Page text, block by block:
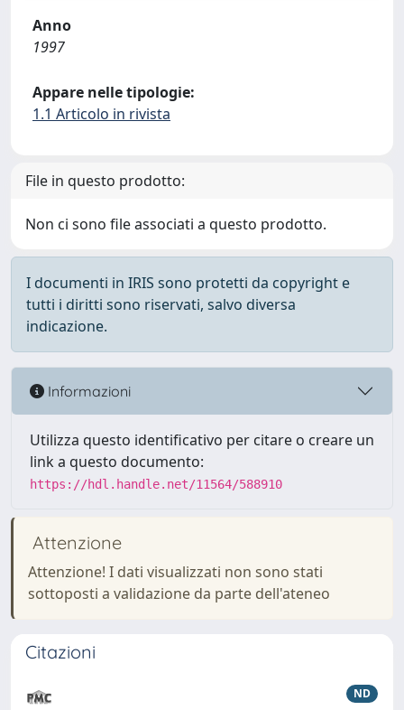
Anno
1997
Appare nelle tipologie:
1.1 Articolo in rivista
File in questo prodotto:
Non ci sono file associati a questo prodotto.
I documenti in IRIS sono protetti da copyright e
tutti i diritti sono riservati, salvo diversa
indicazione.
Informazioni
Utilizza questo identificativo per citare o creare un
link a questo documento:
https://hdl.handle.net/11564/588910
Attenzione
Attenzione! I dati visualizzati non sono stati
sottoposti a validazione da parte dell'ateneo
Citazioni
ND